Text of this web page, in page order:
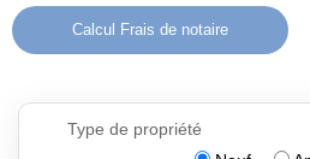
Calcul Frais de notaire